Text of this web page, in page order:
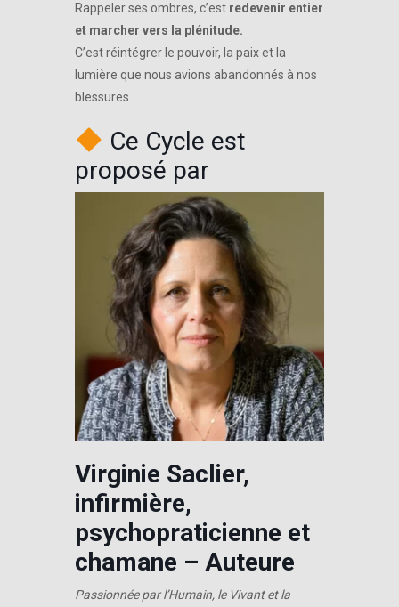
Rappeler ses ombres, c’est redevenir entier
et marcher vers la plénitude.
C’est réintégrer le pouvoir, la paix et la
lumière que nous avions abandonnés à nos
blessures.
Ce Cycle est
proposé par
Virginie Saclier,
infirmière,
psychopraticienne et
chamane – Auteure
Passionnée par l’Humain, le Vivant et la